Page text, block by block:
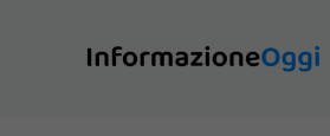
contenuto